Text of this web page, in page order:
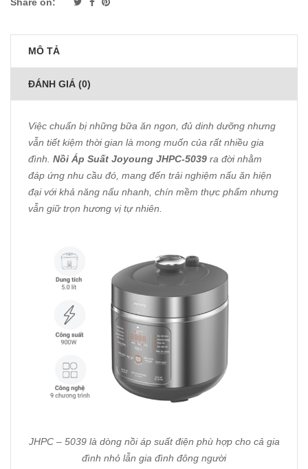
Share on:
MÔ TẢ
ĐÁNH GIÁ (0)
Việc chuẩn bị những bữa ăn ngon, đủ dinh dưỡng nhưng
vẫn tiết kiệm thời gian là mong muốn của rất nhiều gia
đình. Nồi Áp Suất Joyoung JHPC-5039 ra đời nhằm
đáp ứng nhu cầu đó, mang đến trải nghiệm nấu ăn hiện
đại với khả năng nấu nhanh, chín mềm thực phẩm nhưng
vẫn giữ trọn hương vị tự nhiên.
JHPC – 5039 là dòng nồi áp suất điện phù hợp cho cả gia
đình nhỏ lẫn gia đình đông người